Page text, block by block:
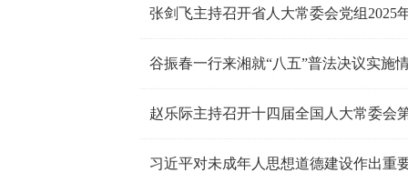
张剑飞主持召开省人大常委会党组2025
谷振春一行来湘就“八五”普法决议实施
赵乐际主持召开十四届全国人大常委会
习近平对未成年人思想道德建设作出重